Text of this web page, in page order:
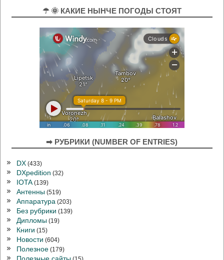
☂ 🌞 КАКИЕ НЫНЧЕ ПОГОДЫ СТОЯТ
➡ РУБРИКИ (NUMBER OF ENTRIES)
DX (433)
DXpedition (32)
IOTA(139)
Антенны (519)
Аппаратура (203)
Без рубрики (139)
Дипломы (19)
Книги (15)
Новости (604)
Полезное (179)